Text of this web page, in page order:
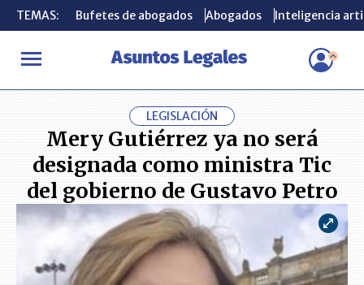
TEMAS: Bufetes de abogados Abogados Inteligencia
INICIO ACTUALIDAD Mery Gutiérrez ya no será designada
TEMAS: Bufetes de abogados Abogados Inteligencia
LEGISLACIÓN
Mery Gutiérrez ya no será
designada como ministra Tic
del gobierno de Gustavo Petro